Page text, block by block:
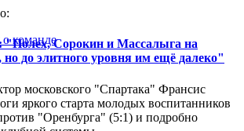
"Полех, Сорокин и Массалыга на
до элитного уровня им ещё далеко"
московского "Спартака" Франсис
яркого старта молодых воспитанников
"Оренбурга" (5:1) и подробно
команде